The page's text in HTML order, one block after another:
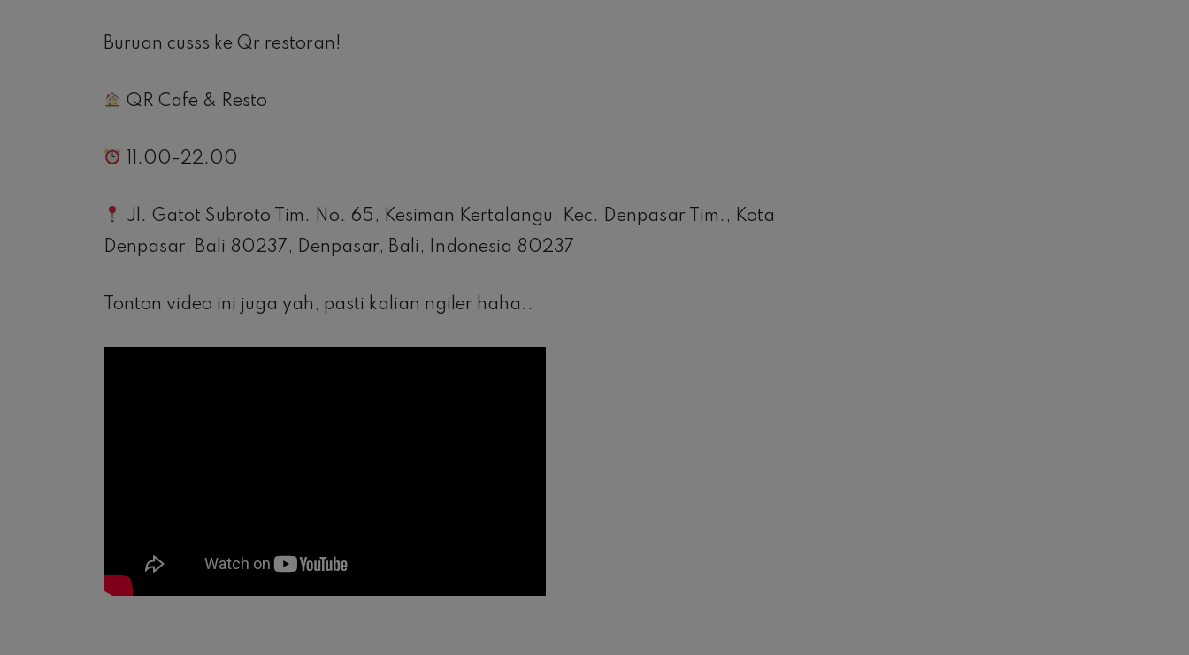
Buruan cusss ke Qr restoran!
QR Cafe & Resto
11.00-22.00
Jl. Gatot Subroto Tim. No. 65, Kesiman Kertalangu, Kec. Denpasar Tim., Kota
Denpasar, Bali 80237, Denpasar, Bali, Indonesia 80237
Tonton video ini juga yah, pasti kalian ngiler haha..